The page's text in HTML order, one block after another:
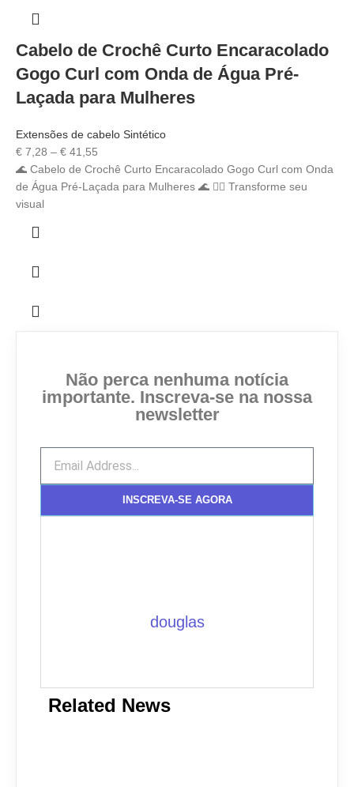
Cabelo de Crochê Curto Encaracolado
Gogo Curl com Onda de Água Pré-
Laçada para Mulheres
Extensões de cabelo Sintético
€ 7,28 – € 41,55
🌊 Cabelo de Crochê Curto Encaracolado Gogo Curl com Onda
de Água Pré-Laçada para Mulheres 🌊 💇‍♀️ Transforme seu
visual
Não perca nenhuma notícia
importante. Inscreva-se na nossa
newsletter
INSCREVA-SE AGORA
douglas
Related News